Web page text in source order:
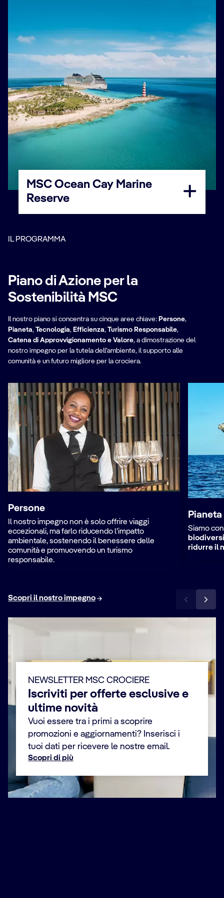
MSC Ocean Cay Marine
Reserve
IL PROGRAMMA
Piano di Azione per la
Sostenibilità MSC
Il nostro piano si concentra su cinque aree chiave: Persone,
Pianeta, Tecnologia, Efficienza, Turismo Responsabile,
Catena di Approvvigionamento e Valore, a dimostrazione del
nostro impegno per la tutela dell’ambiente, il supporto alle
comunità e un futuro migliore per la crociera.
Persone
Il nostro impegno non è solo offrire viaggi
eccezionali, ma farlo riducendo l’impatto
ambientale, sostenendo il benessere delle
comunità e promuovendo un turismo
responsabile.
Pianeta
Siamo
ridurre il
Scopri il nostro impegno
NEWSLETTER MSC CROCIERE
Iscriviti per offerte esclusive e
ultime novità
Vuoi essere tra i primi a scoprire
promozioni e aggiornamenti? Inserisci i
tuoi dati per ricevere le nostre email.
Scopri di più
Nome *